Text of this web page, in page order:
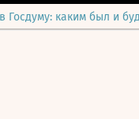
Госдуму: каким был и